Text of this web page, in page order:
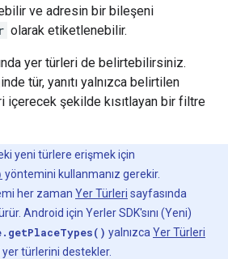
ve adresin bir bileşeni
olarak etiketlenebilir.
yer türleri de belirtebilirsiniz.
tür, yanıtı yalnızca belirtilen
içerecek şekilde kısıtlayan bir filtre
yeni türlere erişmek için
yöntemini kullanmanız gerekir.
her zaman Yer Türleri sayfasında
Android için Yerler SDK'sını (Yeni)
yalnızca Yer Türleri
türlerini destekler.